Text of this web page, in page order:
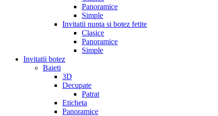
Panoramice
Simple
Invitatii nunta si botez fetite
Clasice
Panoramice
Simple
Invitatii botez
Baieti
3D
Decupate
Patrat
Eticheta
Panoramice